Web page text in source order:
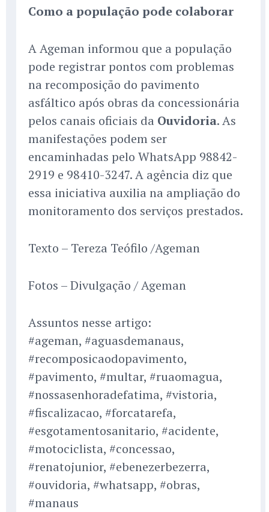
Como a população pode colaborar
A Ageman informou que a população
pode registrar pontos com problemas
na recomposição do pavimento
asfáltico após obras da concessionária
pelos canais oficiais da Ouvidoria. As
manifestações podem ser
encaminhadas pelo WhatsApp 98842-
2919 e 98410-3247. A agência diz que
essa iniciativa auxilia na ampliação do
monitoramento dos serviços prestados.
Texto – Tereza Teófilo /Ageman
Fotos – Divulgação / Ageman
Assuntos nesse artigo:
#ageman, #aguasdemanaus,
#recomposicaodopavimento,
#pavimento, #multar, #ruaomagua,
#nossasenhoradefatima, #vistoria,
#fiscalizacao, #forcatarefa,
#esgotamentosanitario, #acidente,
#motociclista, #concessao,
#renatojunior, #ebenezerbezerra,
#ouvidoria, #whatsapp, #obras,
#manaus